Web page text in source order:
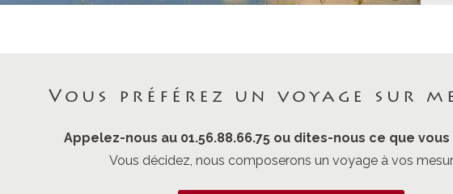
Vous préférez un voyage sur
Appelez-nous au 01.56.88.66.75 ou dites-nous ce que
Vous décidez, nous composerons un voyage à vos